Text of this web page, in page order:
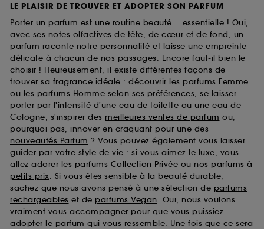
LE PLAISIR DE TROUVER ET ADOPTER SON PARFUM
Porter un parfum est une routine beauté... essentielle ! Oui,
avec ses notes olfactives de tête, de cœur et de fond, un
parfum raconte notre personnalité et laisse une empreinte
délicate à chacun de nos passages. Encore faut-il bien le
choisir ! Heureusement, il existe différentes façons de
trouver sa fragrance idéale : découvrir les parfums Femme
ou les parfums Homme selon ses préférences, se laisser
porter par l'intensité d'une eau de toilette ou une eau de
Cologne, s'inspirer des meilleures ventes de parfum ou,
pourquoi pas, innover en craquant pour une des
nouveautés Parfum ? Vous pouvez également vous laisser
guider par votre style de vie : si vous aimez le luxe, vous
allez adorer les parfums Collection Privée ou nos parfums à
petits prix. Si vous êtes sensible à la beauté durable,
sachez que nous avons pensé à une sélection de parfums
rechargeables et de parfums Vegan. Oui, nous voulons
vraiment vous accompagner pour que vous puissiez
adopter le parfum qui vous ressemble. Une fois que ce sera